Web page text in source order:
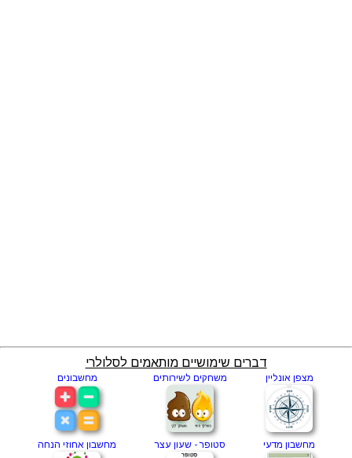
דברים שימושיים מותאמים לסלולרי
מצפן אונליין משחקים לשירותים מחשבונים
מחשבון מדעי סטופר - שעון עצר מחשבון אחוזי הנחה